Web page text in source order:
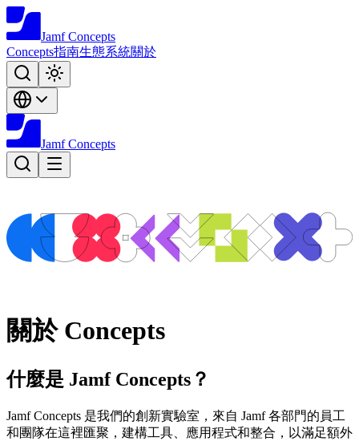
Jamf Concepts
Concepts指南生態系統關於
Jamf Concepts
關於 Concepts
什麼是 Jamf Concepts？
Jamf Concepts 是我們的創新實驗室，來自 Jamf 各部門的員工
和團隊在這裡匯聚，建構工具、應用程式和整合，以滿足額外